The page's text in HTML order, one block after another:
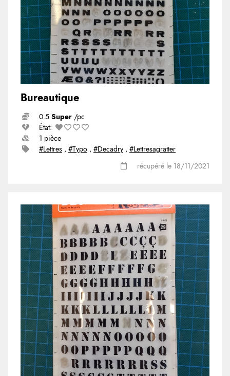
Bureautique
0.5 Super /pc
État:
1 pièce
#Lettres , #Typo , #Decadry , #Lettresagratter
récupéré le 18/11/2021